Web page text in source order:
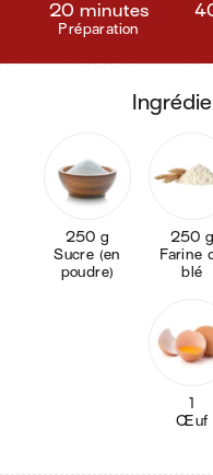
20 minutes
Préparation
250 g
Sucre (en
poudre)
250 g
Farine de
blé
1
Œuf